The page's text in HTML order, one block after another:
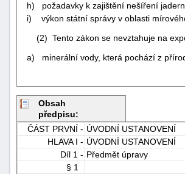
h) požadavky k zajištění nešíření
i) výkon státní správy v oblasti
(2) Tento zákon se nevztahuje na
a) minerální vody, která pochází z
Obsah
předpisu:
ČÁST PRVNÍ - ÚVODNÍ USTANOVENÍ
HLAVA I - ÚVODNÍ USTANOVENÍ
Díl 1 - Předmět úpravy
§ 1